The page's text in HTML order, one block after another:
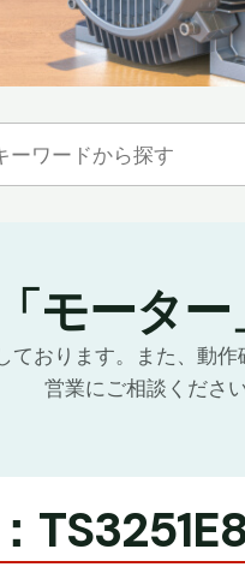
モータ
おります。また、動
営業にご相談ください